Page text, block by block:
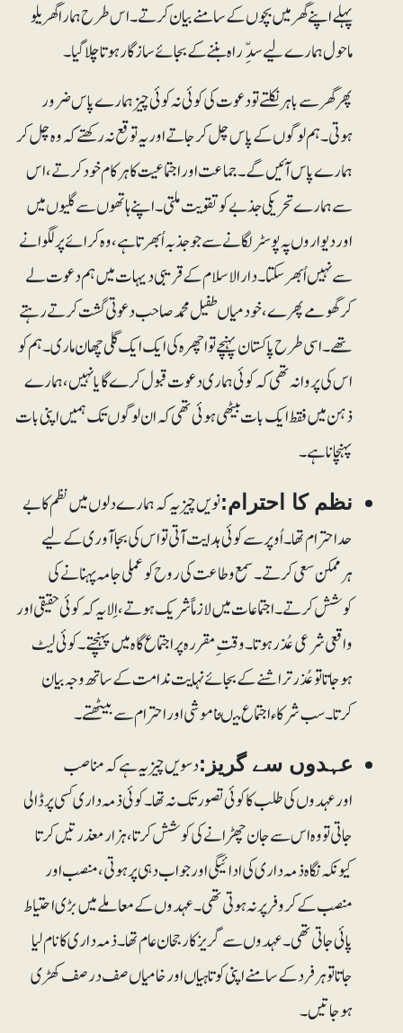
پہلے اپنے گھر میں بچوں کے سامنے بیان کرتے۔ اس طرح ہمارا گھریلو
ماحول ہمارے لیے سد ِ ّراہ بننے کے بجائے سازگار ہوتا چلاگیا۔
پھر گھر سے باہر نکلتے تو دعوت کی کوئی نہ کوئی چیز ہمارے پاس ضرور
ہوتی۔ ہم لوگوں کے پاس چل کر جاتے اور یہ توقع نہ رکھتے کہ وہ چل کر
ہمارے پاس آئیں گے۔ جماعت اور اجتماعیت کا ہر کام خود کرتے، اس
سے ہمارے تحریکی جذبے کو تقویت ملتی۔ اپنے ہاتھوں سے گلیوں میں
اور دیواروں پہ پوسٹر لگانے سے جو جذبہ اُبھرتا ہے، وہ کرائےپر لگوانے
سے نہیں اُبھرسکتا۔ دارالاسلام کے قریبی دیہات میں ہم دعوت لے
کر گھومے پھرے، خود میاں طفیل محمد صاحب دعوتی گشت کرتے رہتے
تھے۔ اسی طرح پاکستان پہنچے تو اچھرہ کی ایک ایک گلی چھان ماری۔ ہم کو
اس کی پروا نہ تھی کہ کوئی ہماری دعوت قبول کرے گا یا نہیں، ہمارے
ذہن میں فقط ایک بات بیٹھی ہوئی تھی کہ ان لوگوں تک ہمیں اپنی بات
پہنچانا ہے۔
نظم کا احترام:نویں چیز یہ کہ ہمارے دلوں میں نظم کا بے
حد احترام تھا۔ اُوپر سے کوئی ہدایت آتی تو اس کی بجاآوری کے لیے
ہرممکن سعی کرتے۔ سمع و طاعت کی روح کو عملی جامہ پہنانے کی
کوشش کرتے۔ اجتماعات میں لازماً شریک ہوتے، اِلا یہ کہ کوئی حقیقی اور
واقعی شرعی عُذر ہوتا۔ وقت ِ مقررہ پر اجتماع گاہ میں پہنچتے۔ کوئی لیٹ
ہوجاتا تو عُذر تراشنے کے بجائے نہایت ندامت کے ساتھ وجہ بیان
کرتا۔ سب شرکاء اجتماع میںخاموشی اور احترام سے بیٹھتے۔
عہدوں سے گریز:دسویں چیز یہ ہے کہ مناصب
اورعہدوں کی طلب کا کوئی تصور تک نہ تھا۔ کوئی ذمہ داری کسی پر ڈالی
جاتی تو وہ اس سے جان چھڑانے کی کوشش کرتا، ہزار معذرتیں کرتا
کیونکہ نگاہ ذمہ داری کی ادائیگی اور جواب دہی پر ہوتی، منصب اور
منصب کے کروفر پر نہ ہوتی تھی۔ عہدوں کے معاملے میں بڑی احتیاط
پائی جاتی تھی۔ عہدوں سے گریز کا رجحان عام تھا۔ ذمہ داری کا نام لیا
جاتا تو ہرفردکے سامنے اپنی کوتاہیاں اور خامیاں صف در صف کھڑی
ہوجاتیں۔